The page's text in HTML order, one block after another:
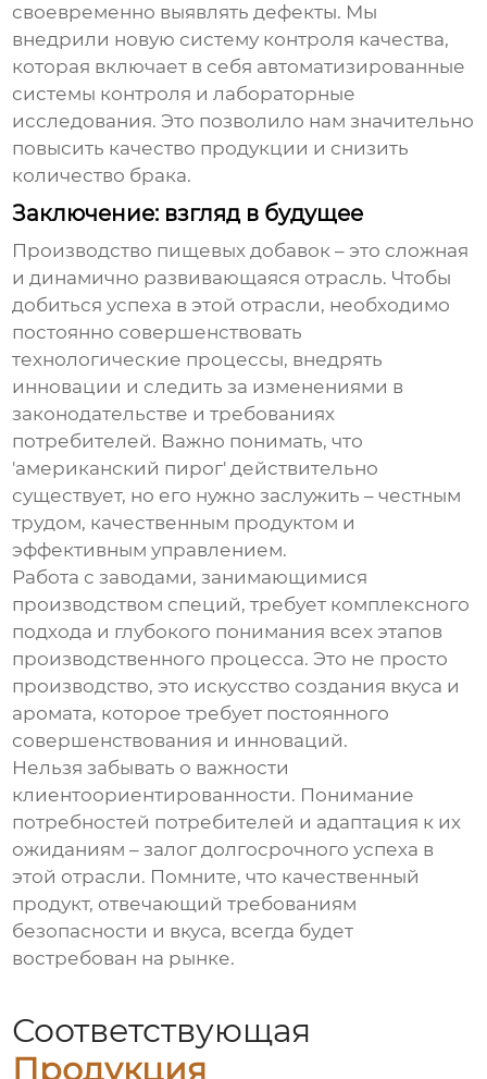
своевременно выявлять дефекты. Мы
внедрили новую систему контроля качества,
которая включает в себя автоматизированные
системы контроля и лабораторные
исследования. Это позволило нам значительно
повысить качество продукции и снизить
количество брака.
Заключение: взгляд в будущее
Производство пищевых добавок – это сложная
и динамично развивающаяся отрасль. Чтобы
добиться успеха в этой отрасли, необходимо
постоянно совершенствовать
технологические процессы, внедрять
инновации и следить за изменениями в
законодательстве и требованиях
потребителей. Важно понимать, что
'американский пирог' действительно
существует, но его нужно заслужить – честным
трудом, качественным продуктом и
эффективным управлением.
Работа сзаводами, занимающимися
производством специй, требует комплексного
подхода и глубокого понимания всех этапов
производственного процесса. Это не просто
производство, это искусство создания вкуса и
аромата, которое требует постоянного
совершенствования и инноваций.
Нельзя забывать о важности
клиентоориентированности. Понимание
потребностей потребителей и адаптация к их
ожиданиям – залог долгосрочного успеха в
этой отрасли. Помните, что качественный
продукт, отвечающий требованиям
безопасности и вкуса, всегда будет
востребован на рынке.
Соответствующая
Продукция